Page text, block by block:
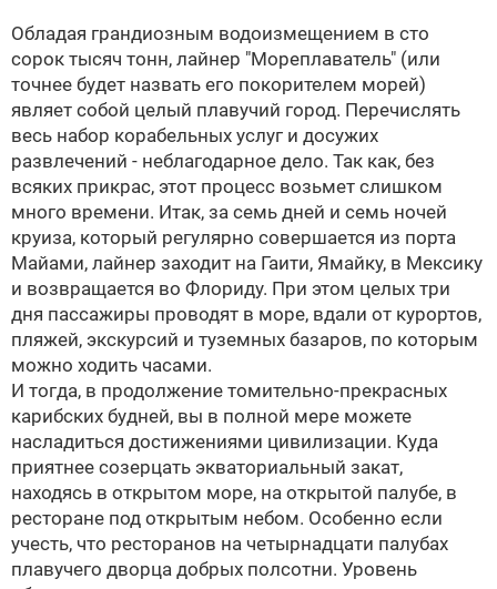
Обладая грандиозным водоизмещением в сто
сорок тысяч тонн, лайнер "Мореплаватель" (или
точнее будет назвать его покорителем морей)
являет собой целый плавучий город. Перечислять
весь набор корабельных услуг и досужих
развлечений - неблагодарное дело. Так как, без
всяких прикрас, этот процесс возьмет слишком
много времени. Итак, за семь дней и семь ночей
круиза, который регулярно совершается из порта
Майами, лайнер заходит на Гаити, Ямайку, в Мексику
и возвращается во Флориду. При этом целых три
дня пассажиры проводят в море, вдали от курортов,
пляжей, экскурсий и туземных базаров, по которым
можно ходить часами.
И тогда, в продолжение томительно-прекрасных
карибских будней, вы в полной мере можете
насладиться достижениями цивилизации. Куда
приятнее созерцать экваториальный закат,
находясь в открытом море, на открытой палубе, в
ресторане под открытым небом. Особенно если
учесть, что ресторанов на четырнадцати палубах
плавучего дворца добрых полсотни. Уровень